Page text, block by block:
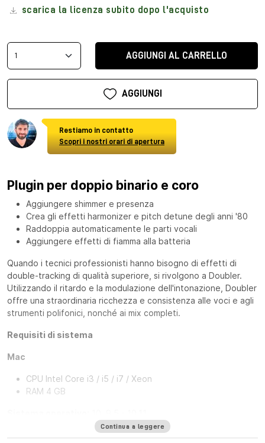
scarica la licenza subito dopo l'acquisto
AGGIUNGI AL CARRELLO
AGGIUNGI
Restiamo in contatto
Scopri i nostri orari di apertura
Plugin per doppio binario e coro
Aggiungere shimmer e presenza
Crea gli effetti harmonizer e pitch detune degli anni '80
Raddoppia automaticamente le parti vocali
Aggiungere effetti di fiamma alla batteria
Quando i tecnici professionisti hanno bisogno di effetti di
double-tracking di qualità superiore, si rivolgono a Doubler.
Utilizzando il ritardo e la modulazione dell'intonazione, Doubler
offre una straordinaria ricchezza e consistenza alle voci e agli
strumenti polifonici, nonché ai mix completi.
Requisiti di sistema
Mac
CPU Intel Core i3 / i5 / i7 / Xeon
RAM 4 GB
10.8.5 solo per Pro Tools 10 TDM
Continua a leggere